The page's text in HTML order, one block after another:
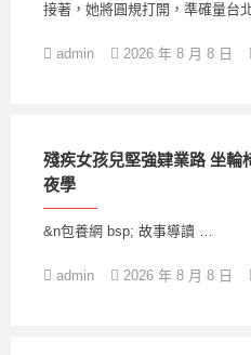
接著，她將圓規打開，準確量台
admin 2026 年 8 月 8 日
殘疾女孩兒堅強肄業路 坐輪
夜學
&n包養網 bsp; 故事導讀 …
admin 2026 年 8 月 8 日